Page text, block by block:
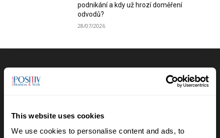
This website uses cookies
We use cookies to personalise content and ads, to
podnikání a kdy už hrozí doměření
odvodů?
28/07/2026
Výběr redakce
dětmi